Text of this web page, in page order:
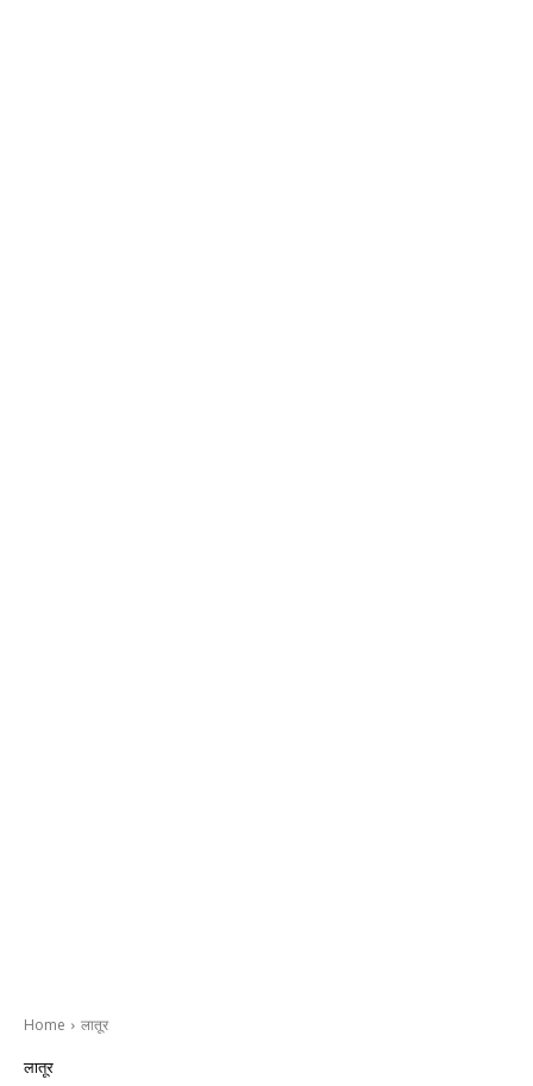
Home लातूर
लातूर